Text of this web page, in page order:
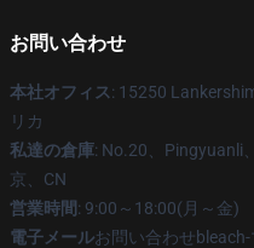
お問い合わせ
本社オフィス: 15250
リカ
私達の倉庫: No.20、Pingyuanli
京、CN
営業時間: 9:00～18:00(月～金)
電子メールお問い合わせ